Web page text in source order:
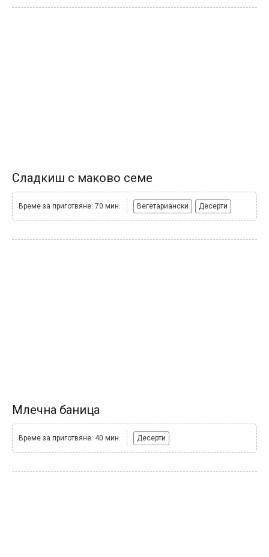
Сладкиш с маково семе
Време за приготвяне: 70 мин. Вегетариански Десерти
Млечна баница
Време за приготвяне: 40 мин. Десерти